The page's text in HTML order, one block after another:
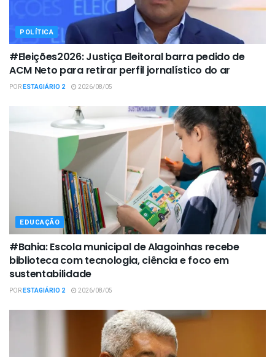
POLÍTICA
#Eleições2026: Justiça Eleitoral barra pedido de
ACM Neto para retirar perfil jornalístico do ar
PORESTAGIÁRIO 2 2026/08/05
EDUCAÇÃO
#Bahia: Escola municipal de Alagoinhas recebe
biblioteca com tecnologia, ciência e foco em
sustentabilidade
PORESTAGIÁRIO 2 2026/08/05